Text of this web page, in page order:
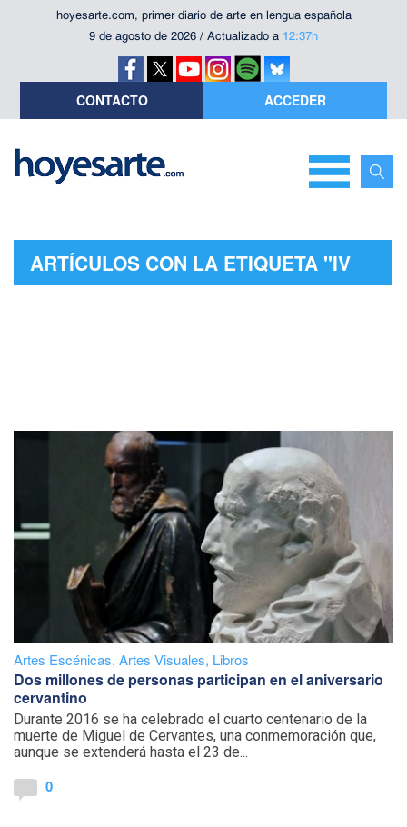
hoyesarte.com, primer diario de arte en lengua española
9 de agosto de 2026 / Actualizado a 12:37h
CONTACTO ACCEDER
ARTÍCULOS CON LA ETIQUETA "IV
Artes Escénicas, Artes Visuales, Libros
Dos millones de personas participan en el aniversario
cervantino
Durante 2016 se ha celebrado el cuarto centenario de la
muerte de Miguel de Cervantes, una conmemoración que,
aunque se extenderá hasta el 23 de...
0